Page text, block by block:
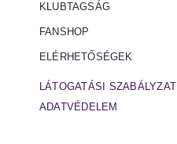
KLUBTAGSÁG
FANSHOP
ELÉRHETŐSÉGEK
LÁTOGATÁSI SZABÁLYZAT
ADATVÉDELEM